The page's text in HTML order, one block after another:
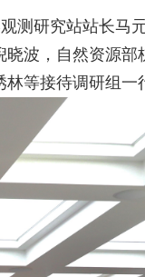
测研究站站长马
波，自然资源部
等接待调研组一